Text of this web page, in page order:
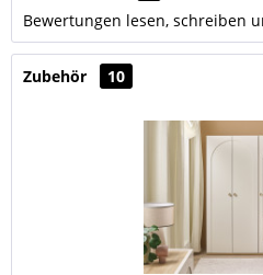
Bewertungen lesen, schreiben
Zubehör 10